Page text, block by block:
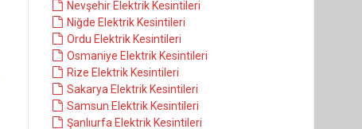
Nevşehir Elektrik Kesintileri
Niğde Elektrik Kesintileri
Ordu Elektrik Kesintileri
Osmaniye Elektrik Kesintileri
Rize Elektrik Kesintileri
Sakarya Elektrik Kesintileri
Samsun Elektrik Kesintileri
Şanlıurfa Elektrik Kesintileri